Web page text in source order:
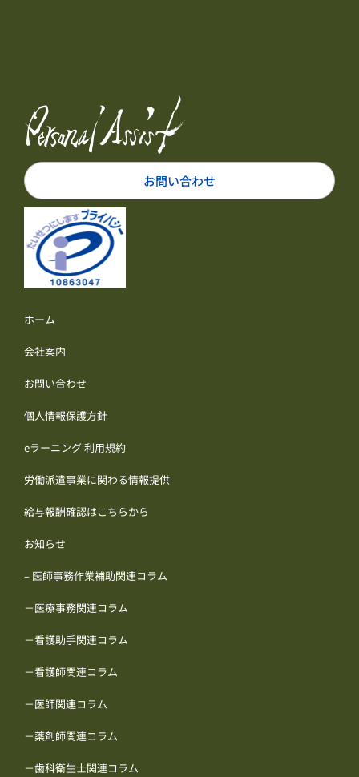
お問い合わせ
ホーム
会社案内
お問い合わせ
個人情報保護方針
eラーニング 利用規約
労働派遣事業に関わる情報提供
給与報酬確認はこちらから
お知らせ
– 医師事務作業補助関連コラム
－医療事務関連コラム
－看護助手関連コラム
－看護師関連コラム
－医師関連コラム
－薬剤師関連コラム
－歯科衛生士関連コラム